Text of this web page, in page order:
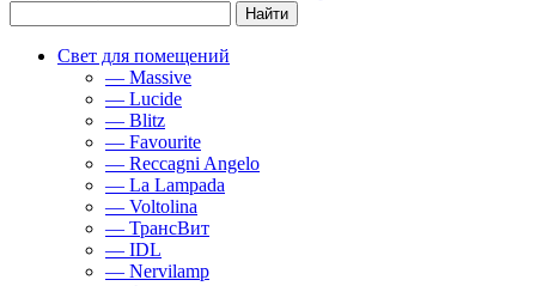
Свет для помещений
— Massive
— Lucide
— Blitz
— Favourite
— Reccagni Angelo
— La Lampada
— Voltolina
— ТрансВит
— IDL
— Nervilamp